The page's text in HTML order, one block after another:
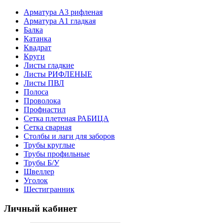
Арматура А3 рифленая
Арматура А1 гладкая
Балка
Катанка
Квадрат
Круги
Листы гладкие
Листы РИФЛЕНЫЕ
Листы ПВЛ
Полоса
Проволока
Профнастил
Сетка плетеная РАБИЦА
Сетка сварная
Столбы и лаги для заборов
Трубы круглые
Трубы профильные
Трубы Б/У
Швеллер
Уголок
Шестигранник
Личный кабинет